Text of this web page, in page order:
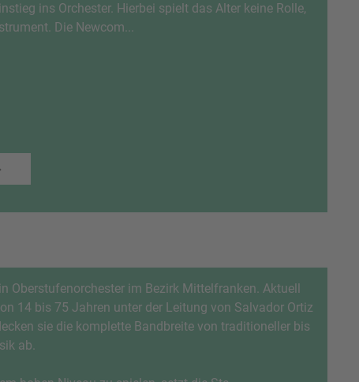
ins Orchester. Hierbei spielt das Alter keine Rolle,
Die Newcom...
Oberstufenorchester im Bezirk Mittelfranken. Aktuell
14 bis 75 Jahren unter der Leitung von Salvador Ortiz
sie die komplette Bandbreite von traditioneller bis
ab.